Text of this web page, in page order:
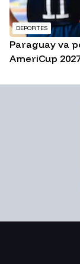
DEPORTES
Paraguay va
AmeriCup